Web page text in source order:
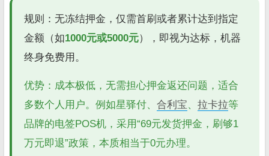
规则：无冻结押金，仅需首刷或者累计达到指定
金额（如1000元或5000元），即视为达标，机器
终身免费用。
优势：成本极低，无需担心押金返还问题，适合
多数个人用户。例如星驿付、 合利宝、 拉卡拉等
品牌的电签POS机，采用“69元发货押金，刷够1
万元即退”政策，本质相当于0元办理。